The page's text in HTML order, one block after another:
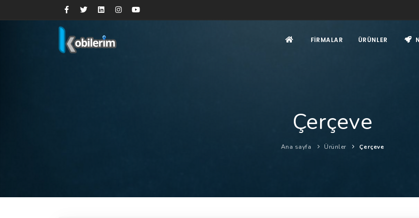
FIRMALAR ÜRÜNLER
Çerçeve
Ana sayfa Ürünler Çerçeve